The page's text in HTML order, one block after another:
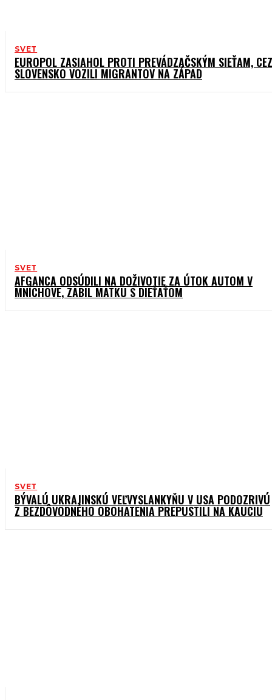
SVET
EUROPOL ZASIAHOL PROTI PREVÁDZAČSKÝM SIEŤAM, CEZ
SLOVENSKO VOZILI MIGRANTOV NA ZÁPAD
SVET
AFGANCA ODSÚDILI NA DOŽIVOTIE ZA ÚTOK AUTOM V
MNÍCHOVE, ZABIL MATKU S DIEŤAŤOM
SVET
BÝVALÚ UKRAJINSKÚ VEĽVYSLANKYŇU V USA PODOZRIVÚ
Z BEZDÔVODNÉHO OBOHATENIA PREPUSTILI NA KAUCIU